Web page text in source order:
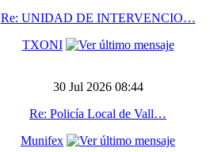
Re: UNIDAD DE INTERVENCIO…
TXONI
30 Jul 2026 08:44
Re: Policía Local de Vall…
Munifex